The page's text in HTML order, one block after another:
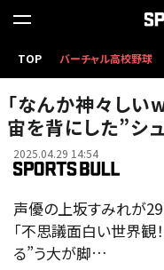
TOP バーチャル高校野球
「なんか神々しい
宙を背にした”シ
2025.04.29 14:54
声優の上坂すみれが29
「不思議面白い世界観
る”う大が脚…